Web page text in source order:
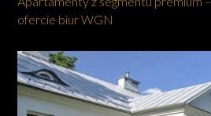
ofercie biur WGN